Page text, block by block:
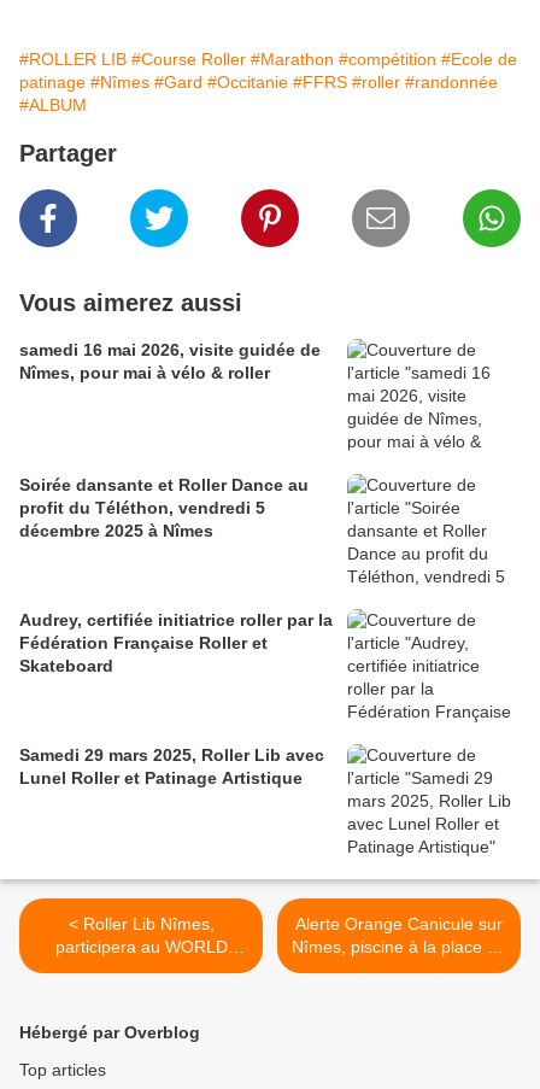
#ROLLER LIB #Course Roller #Marathon #compétition #Ecole de
patinage #Nîmes #Gard #Occitanie #FFRS #roller #randonnée
#ALBUM
Partager
Vous aimerez aussi
samedi 16 mai 2026, visite guidée de
Nîmes, pour mai à vélo & roller
Soirée dansante et Roller Dance au
profit du Téléthon, vendredi 5
décembre 2025 à Nîmes
Audrey, certifiée initiatrice roller par la
Fédération Française Roller et
Skateboard
Samedi 29 mars 2025, Roller Lib avec
Lunel Roller et Patinage Artistique
< Roller Lib Nîmes,
participera au WORLD
ROLLER GAMES 2019 de
Alerte Orange Canicule sur
Nîmes, piscine à la place de
la rando roller >
Hébergé par Overblog
Top articles